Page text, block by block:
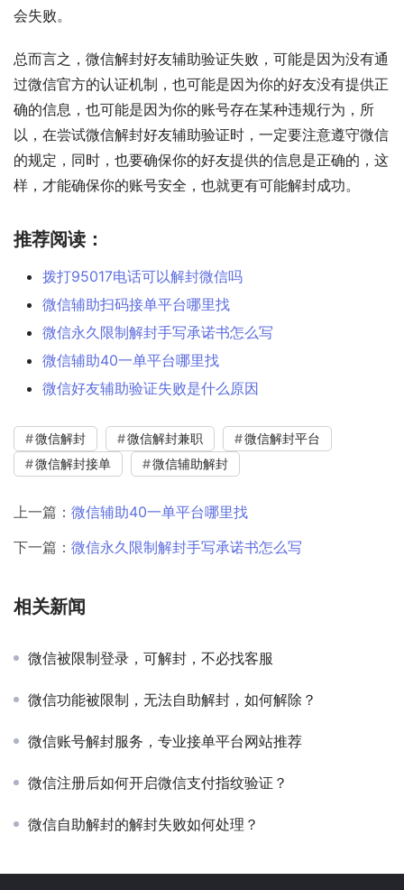
会失败。
总而言之，微信解封好友辅助验证失败，可能是因为没有通
过微信官方的认证机制，也可能是因为你的好友没有提供正
确的信息，也可能是因为你的账号存在某种违规行为，所
以，在尝试微信解封好友辅助验证时，一定要注意遵守微信
的规定，同时，也要确保你的好友提供的信息是正确的，这
样，才能确保你的账号安全，也就更有可能解封成功。
推荐阅读：
拨打95017电话可以解封微信吗
微信辅助扫码接单平台哪里找
微信永久限制解封手写承诺书怎么写
微信辅助40一单平台哪里找
微信好友辅助验证失败是什么原因
微信解封 微信解封兼职
微信解封平台
微信解封接单
微信辅助解封
上一篇： 微信辅助40一单平台哪里找
下一篇： 微信永久限制解封手写承诺书怎么写
相关新闻
微信被限制登录，可解封，不必找客服
微信功能被限制，无法自助解封，如何解除？
微信账号解封服务，专业接单平台网站推荐
微信注册后如何开启微信支付指纹验证？
微信自助解封的解封失败如何处理？